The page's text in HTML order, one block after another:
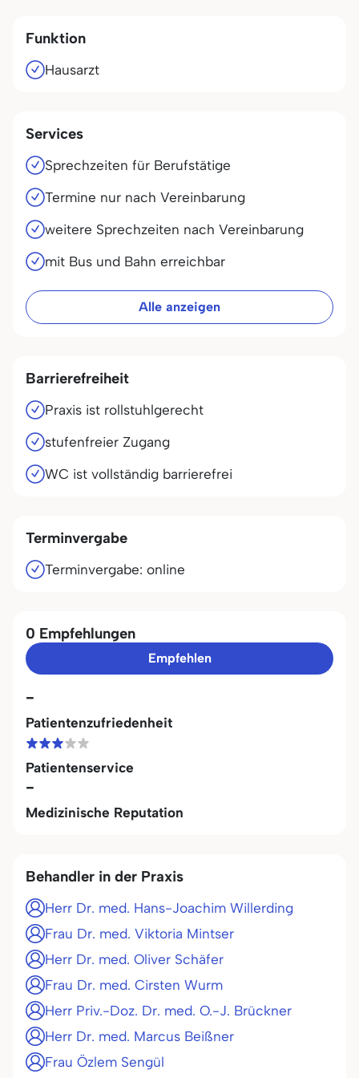
Funktion
Hausarzt
Services
Sprechzeiten für Berufstätige
Termine nur nach Vereinbarung
weitere Sprechzeiten nach Vereinbarung
mit Bus und Bahn erreichbar
Alle anzeigen
Barrierefreiheit
Praxis ist rollstuhlgerecht
stufenfreier Zugang
WC ist vollständig barrierefrei
Terminvergabe
Terminvergabe: online
0 Empfehlungen
Empfehlen
-
Patientenzufriedenheit
Patientenservice
-
Medizinische Reputation
Behandler in der Praxis
Herr Dr. med. Hans-Joachim Willerding
Frau Dr. med. Viktoria Mintser
Herr Dr. med. Oliver Schäfer
Frau Dr. med. Cirsten Wurm
Herr Priv.-Doz. Dr. med. O.-J. Brückner
Herr Dr. med. Marcus Beißner
Frau Özlem Sengül